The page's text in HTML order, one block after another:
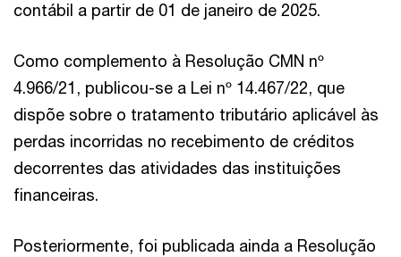
contábil a partir de 01 de janeiro de 2025.
Como complemento à Resolução CMN nº
4.966/21, publicou-se a Lei nº 14.467/22, que
dispõe sobre o tratamento tributário aplicável às
perdas incorridas no recebimento de créditos
decorrentes das atividades das instituições
financeiras.
Posteriormente, foi publicada ainda a Resolução